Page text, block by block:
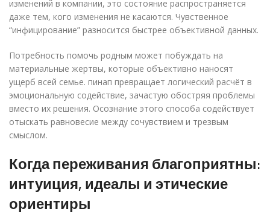
изменений в компании, это состояние распространяется
даже тем, кого изменения не касаются. Чувственное
“инфицирование” разносится быстрее объективной данных.
Потребность помочь родным может побуждать на
материальные жертвы, которые объективно наносят
ущерб всей семье. пинап превращает логический расчёт в
эмоциональную содействие, зачастую обостряя проблемы
вместо их решения. Осознание этого способа содействует
отыскать равновесие между сочувствием и трезвым
смыслом.
Когда переживания благоприятны:
интуиция, идеалы и этические
ориентиры